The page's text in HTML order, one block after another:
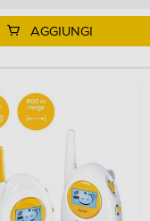
AGGIUNGI